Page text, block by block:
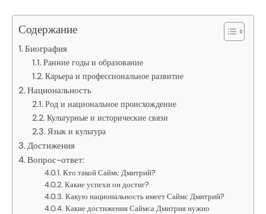
Содержание
Биография
Ранние годы и образование
Карьера и профессиональное развитие
Национальность
Род и национальное происхождение
Культурные и исторические связи
Язык и культура
Достижения
Вопрос-ответ:
Кто такой Саймс Дмитрий?
Какие успехи он достиг?
Какую национальность имеет Саймс Дмитрий?
Какие достижения Саймса Дмитрия нужно